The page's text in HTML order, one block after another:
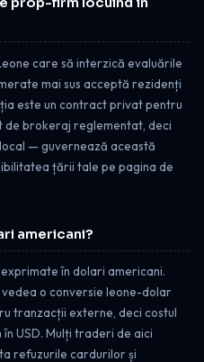
care să interzică evaluările
mai sus acceptă rezidenți
este un contract privat pentru
de brokeraj reglementat, deci
— guvernează această
țării tale pe pagina de
americani?
în dolari americani.
o conversie leone-dolar
tranzacții externe, deci costul
USD. Mulți traderi de aici
refuzurile cardurilor și